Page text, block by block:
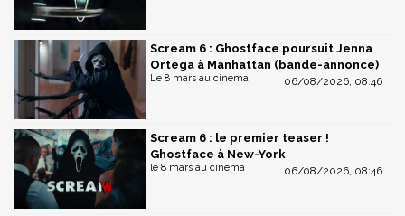
Scream 6 : Ghostface poursuit Jenna
Ortega à Manhattan (bande-annonce)
06/08/2026, 08:46
Le 8 mars au cinéma
Scream 6 : le premier teaser !
Ghostface à New-York
06/08/2026, 08:46
le 8 mars au cinéma